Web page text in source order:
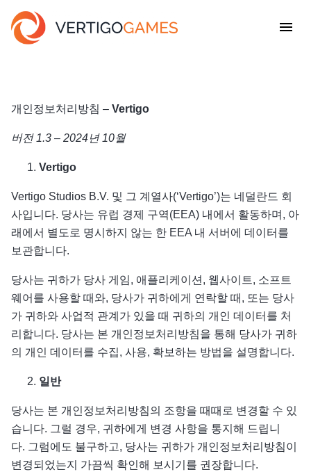
개인정보처리방침 – Vertigo
버전1.3 – 2024년10월
Vertigo
Vertigo Studios B.V. 및 그 계열사(‘Vertigo’)는 네덜란드 회
사입니다. 당사는 유럽 경제 구역(EEA) 내에서 활동하며, 아
래에서 별도로 명시하지 않는 한 EEA 내 서버에 데이터를
보관합니다.
당사는 귀하가 당사 게임, 애플리케이션, 웹사이트, 소프트
웨어를 사용할 때와, 당사가 귀하에게 연락할 때, 또는 당사
가 귀하와 사업적 관계가 있을 때 귀하의 개인 데이터를 처
리합니다. 당사는 본 개인정보처리방침을 통해 당사가 귀하
의 개인 데이터를 수집, 사용, 확보하는 방법을 설명합니다.
일반
당사는 본 개인정보처리방침의 조항을 때때로 변경할 수 있
습니다. 그럴 경우, 귀하에게 변경 사항을 통지해 드립니
다. 그럼에도 불구하고, 당사는 귀하가 개인정보처리방침이
변경되었는지 가끔씩 확인해 보시기를 권장합니다.